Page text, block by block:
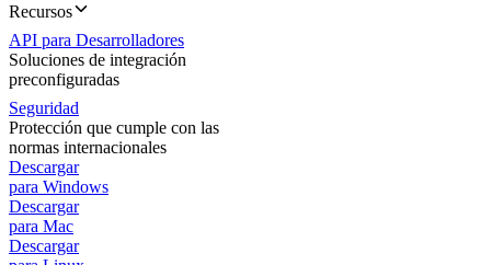
Recursos
API para Desarrolladores
Soluciones de integración
preconfiguradas
Seguridad
Protección que cumple con las
normas internacionales
Descargar
para Windows
Descargar
para Mac
Descargar